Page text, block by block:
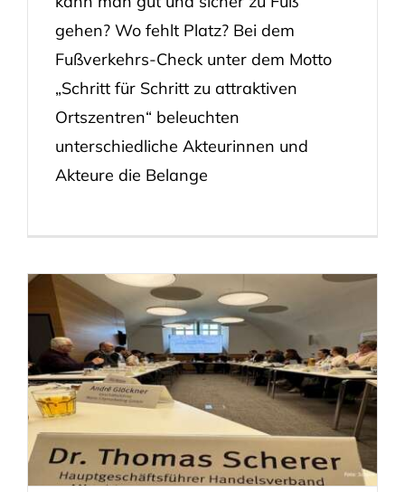
gehen? Wo fehlt Platz? Bei dem
Fußverkehrs-Check unter dem Motto
„Schritt für Schritt zu attraktiven
Ortszentren“ beleuchten
unterschiedliche Akteurinnen und
Akteure die Belange